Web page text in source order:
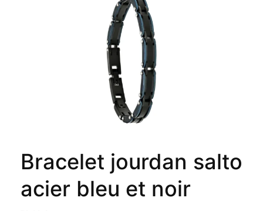
Bracelet jourdan salto
acier bleu et noir